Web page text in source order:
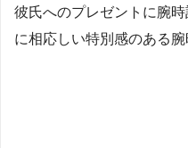
彼氏へのプレゼントに腕
に相応しい特別感のある腕